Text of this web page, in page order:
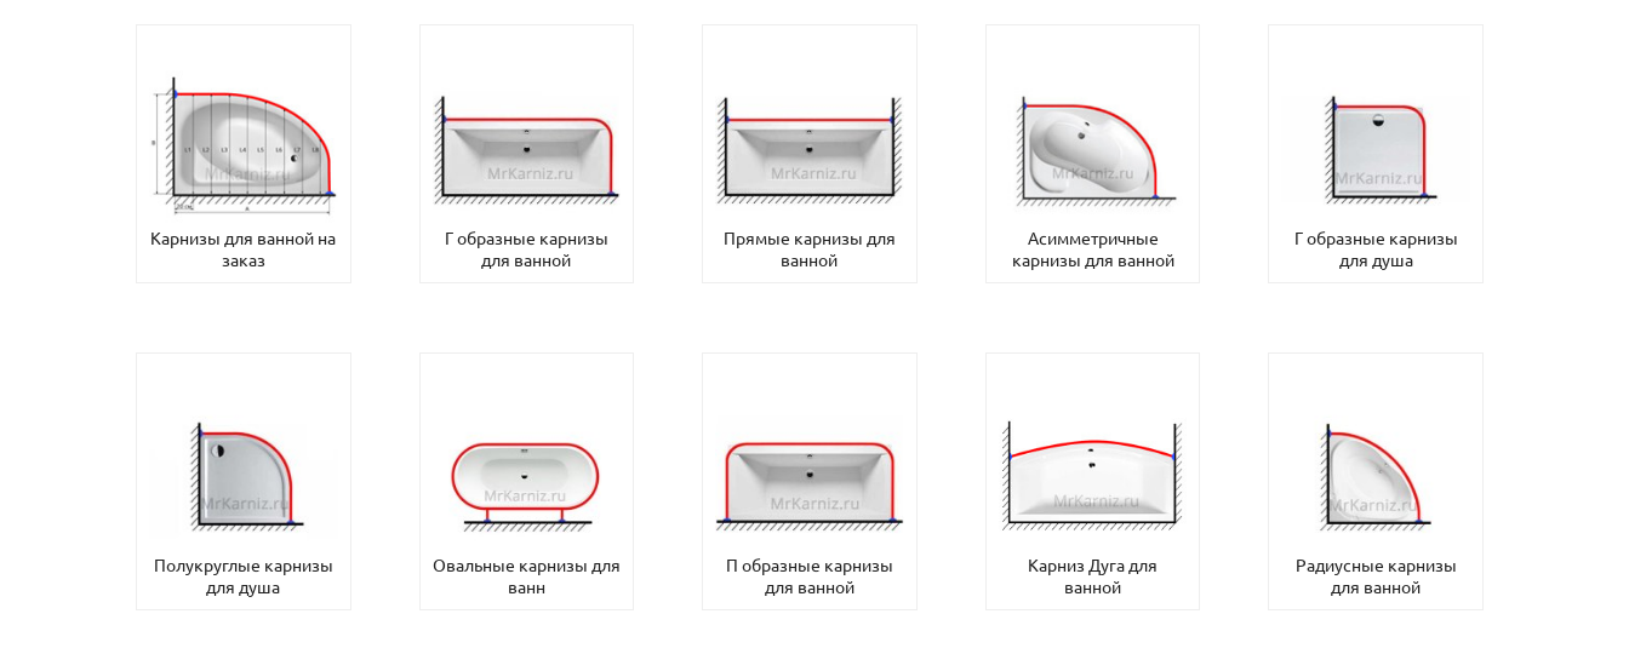
Карнизы для ванной на
заказ
Г образные карнизы
для ванной
Прямые карнизы для
ванной
Асимметричные
карнизы для ванной
Г образные карнизы
для душа
Полукруглые карнизы
для душа
Овальные карнизы для
ванн
П образные карнизы
для ванной
Карниз Дуга для
ванной
Радиусные карнизы
для ванной